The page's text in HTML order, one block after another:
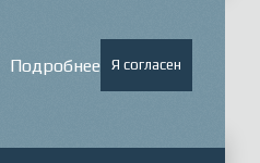
Подробнее Я согласен